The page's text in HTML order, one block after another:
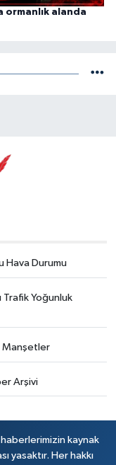
ormanlık alanda
Hava Durumu
Trafik Yoğunluk
Manşetler
Arşivi
kaynak
yasaktır. Her hakkı